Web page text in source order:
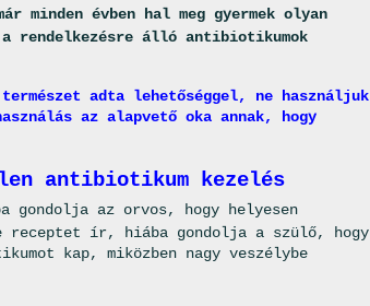
minden évben hal meg gyermek olyan
rendelkezésre álló antibiotikumok
adta lehetőséggel, ne használjuk
az alapvető oka annak, hogy
antibiotikum kezelés
gondolja az orvos, hogy helyesen
receptet ír, hiába gondolja a szülő, hogy
kap, miközben nagy veszélybe